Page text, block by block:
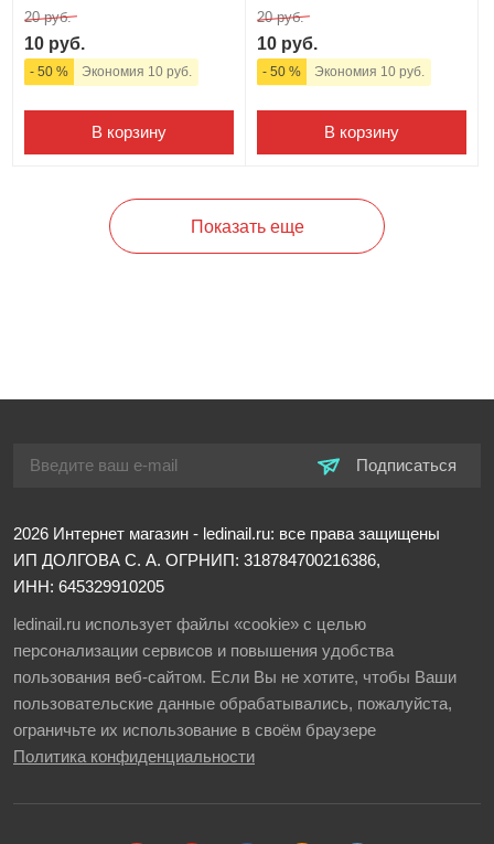
20 руб.
10 руб.
- 50 % Экономия 10 руб.
В корзину
20 руб.
10 руб.
- 50 % Экономия 10 руб.
В корзину
Показать еще
Подписаться
2026 Интернет магазин - ledinail.ru: все права защищены
ИП ДОЛГОВА С. А. ОГРНИП: 318784700216386,
ИНН: 645329910205
ledinail.ru использует файлы «cookie» с целью
персонализации сервисов и повышения удобства
пользования веб-сайтом. Если Вы не хотите, чтобы Ваши
пользовательские данные обрабатывались, пожалуйста,
ограничьте их использование в своём браузере
Политика конфиденциальности